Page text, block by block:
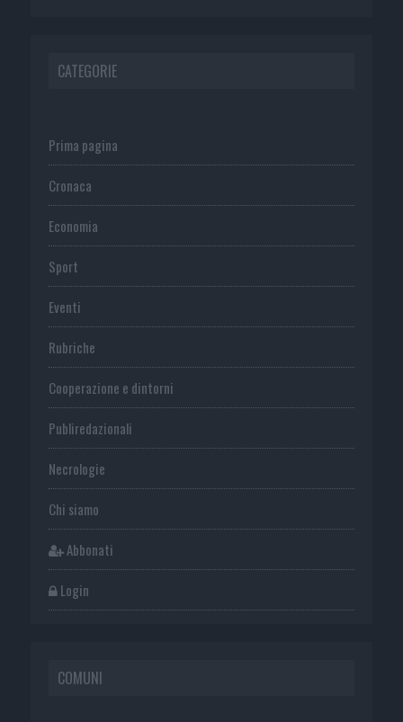
CATEGORIE
Prima pagina
Cronaca
Economia
Sport
Eventi
Rubriche
Cooperazione e dintorni
Publiredazionali
Necrologie
Chi siamo
Abbonati
Login
COMUNI